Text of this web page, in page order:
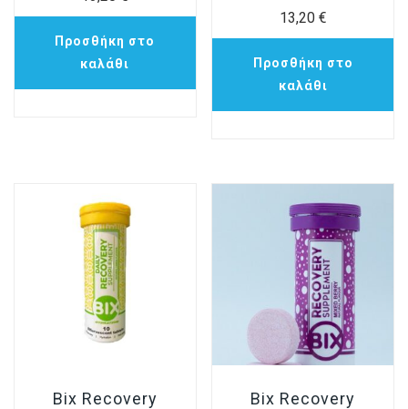
Προσθήκη στο
καλάθι
13,20 €
Προσθήκη στο
καλάθι
Bix Recovery
Bix Recovery